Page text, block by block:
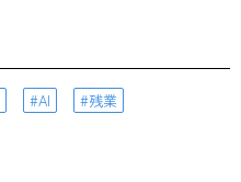
AI 残業